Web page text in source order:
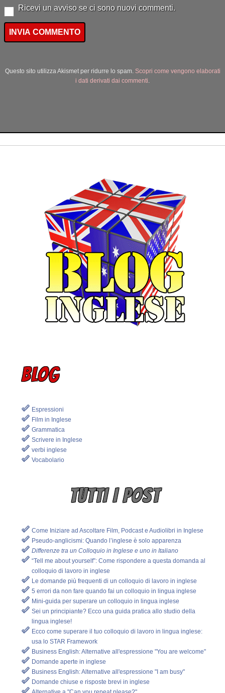
Ricevi un avviso se ci sono nuovi commenti.
Questo sito utilizza Akismet per ridurre lo spam. Scopri come vengono elaborati
i dati derivati dai commenti.
BLOG
Espressioni
Film in Inglese
Grammatica
Scrivere in Inglese
verbi inglese
Vocabolario
TUTTI I POST
Come Iniziare ad Ascoltare Film, Podcast e Audiolibri in Inglese
Pseudo-anglicismi: Quando l’inglese è solo apparenza
Differenze tra un Colloquio in Inglese e uno in Italiano
“Tell me about yourself”: Come rispondere a questa domanda al
colloquio di lavoro in inglese
Le domande più frequenti di un colloquio di lavoro in inglese
5 errori da non fare quando fai un colloquio in lingua inglese
Mini-guida per superare un colloquio in lingua inglese
Sei un principiante? Ecco una guida pratica allo studio della
lingua inglese!
Ecco come superare il tuo colloquio di lavoro in lingua inglese:
usa lo STAR Framework
Business English: Alternative all'espressione "You are welcome"
Domande aperte in inglese
Business English: Alternative all'espressione "I am busy"
Domande chiuse e risposte brevi in inglese